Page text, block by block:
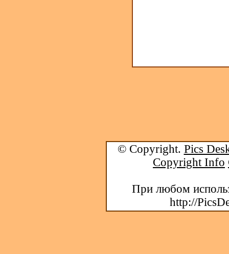
© Copyright. Pics
Copyright Info
При любом
http://